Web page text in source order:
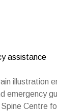
illustration
emergency
Spine Centre